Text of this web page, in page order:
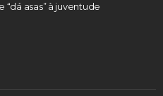
asas” à juventude